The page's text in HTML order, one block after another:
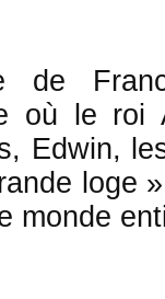
où le roi
Edwin,
loge
monde